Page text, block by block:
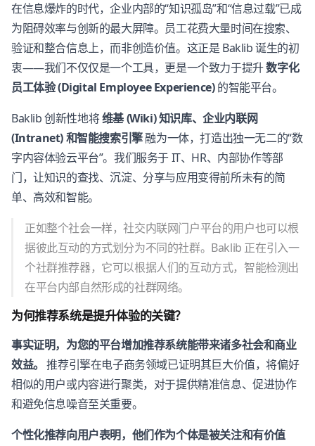
在信息爆炸的时代，企业内部的“知识孤岛”和“信息过载”已成
为阻碍效率与创新的最大屏障。员工花费大量时间在搜索、
验证和整合信息上，而非创造价值。这正是 Baklib 诞生的初
衷——我们不仅仅是一个工具，更是一个致力于提升数字化
员工体验 (Digital Employee Experience)的智能平台。
Baklib 创新性地将维基 (Wiki) 知识库、企业内联网
(Intranet) 和智能搜索引擎融为一体，打造出独一无二的“数
字内容体验云平台”。我们服务于 IT、HR、内部协作等部
门，让知识的查找、沉淀、分享与应用变得前所未有的简
单、高效和智能。
正如整个社会一样，社交内联网门户平台的用户也可以根
据彼此互动的方式划分为不同的社群。Baklib 正在引入一
个社群推荐器，它可以根据人们的互动方式，智能检测出
在平台内部自然形成的社群网络。
为何推荐系统是提升体验的关键？
事实证明，为您的平台增加推荐系统能带来诸多社会和商业
效益。 推荐引擎在电子商务领域已证明其巨大价值，将偏好
相似的用户或内容进行聚类，对于提供精准信息、促进协作
和避免信息噪音至关重要。
个性化推荐向用户表明，他们作为个体是被关注和有价值